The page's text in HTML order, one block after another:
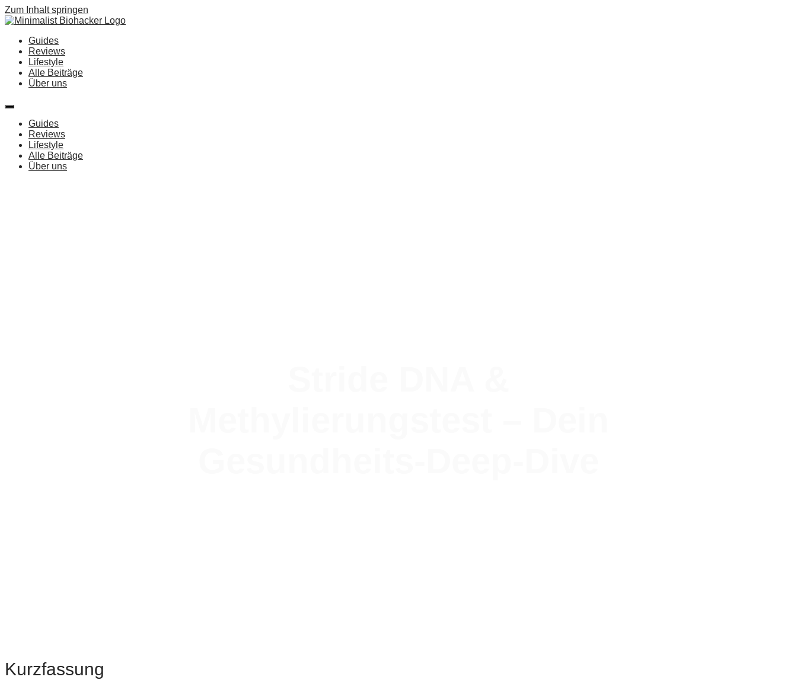
Zum Inhalt springen
Guides
Reviews
Lifestyle
Alle Beiträge
Über uns
Guides
Reviews
Lifestyle
Alle Beiträge
Über uns
Kurzfassung